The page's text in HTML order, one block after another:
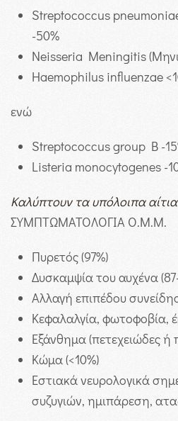
Streptococcus
-50%
Neisseria Meningitis
Haemophilus influenzae
ενώ
Streptococcus group B -
Listeria monocytogenes -
Καλύπτουν τα υπόλοιπα
ΣΥΜΠΤΩΜΑΤΟΛΟΓΙΑ Ο.Μ.Μ.
Πυρετός (97%)
Δυσκαμψία του αυχένα
Αλλαγή επιπέδου
Κεφαλαλγία, φωτοφοβία,
Εξάνθημα (πετεχειώδες ή
Κώμα (<10%)
Εστιακά νευρολογικά
συζυγιών, ημιπάρεση,